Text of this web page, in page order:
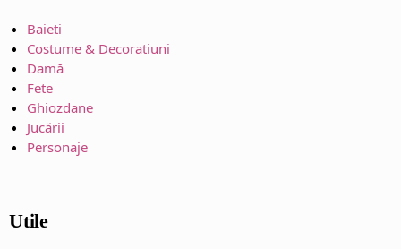
Baieti
Costume & Decoratiuni
Damă
Fete
Ghiozdane
Jucării
Personaje
Utile